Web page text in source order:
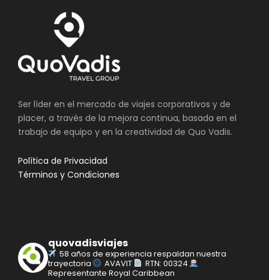
Ser líder en el mercado de viajes corporativos y de
placer, a través de la mejora continua, basada en el
trabajo de equipo y en la creatividad de Quo Vadis.
Política de Privacidad
Términos y Condiciones
quovadisviajes
58 años de experiencia respaldan nuestra
trayectoria
AVAVIT
RTN: 00324
Representante Royal Caribbean